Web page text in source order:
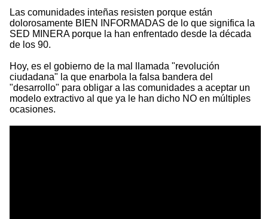
Las comunidades inteñas resisten porque están
dolorosamente BIEN INFORMADAS de lo que significa la
SED MINERA porque la han enfrentado desde la década
de los 90.
Hoy, es el gobierno de la mal llamada "revolución
ciudadana" la que enarbola la falsa bandera del
"desarrollo" para obligar a las comunidades a aceptar un
modelo extractivo al que ya le han dicho NO en múltiples
ocasiones.